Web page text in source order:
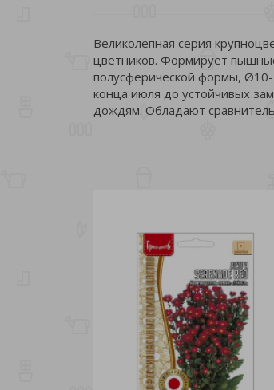
Великолепная серия
цветников. Формирует
полусферической формы,
конца июля до устойчивых
дождям. Обладают